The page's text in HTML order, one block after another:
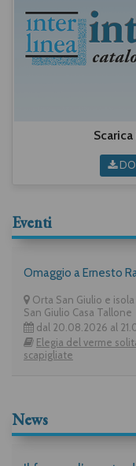
Eventi
Omaggio a Ernesto
Orta San Giulio e
San Giulio Casa Tallone
dal 20.08.2026 al
Elegia del verme
scapigliate
News